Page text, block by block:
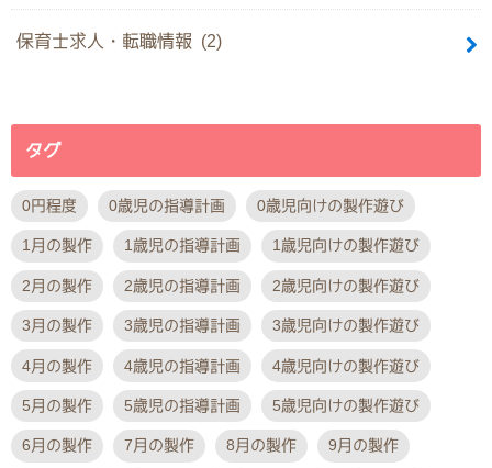
保育士求人・転職情報 (2)
タグ
0円程度 0歳児の指導計画 0歳児向けの製作遊び
1月の製作 1歳児の指導計画 1歳児向けの製作遊び
2月の製作 2歳児の指導計画 2歳児向けの製作遊び
3月の製作 3歳児の指導計画 3歳児向けの製作遊び
4月の製作 4歳児の指導計画 4歳児向けの製作遊び
5月の製作 5歳児の指導計画 5歳児向けの製作遊び
6月の製作 7月の製作 8月の製作 9月の製作